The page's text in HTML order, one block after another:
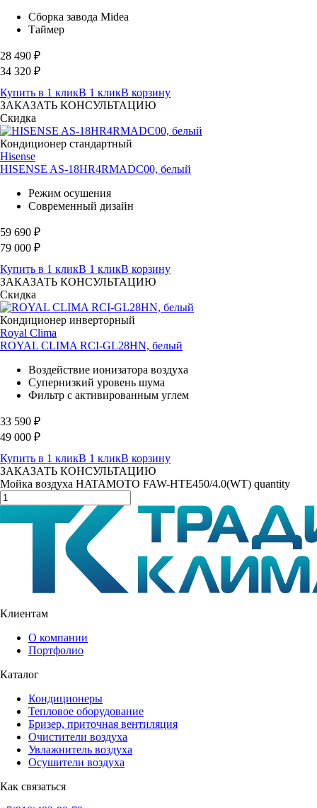
Сборка завода Midea
Таймер
28 490 ₽
34 320 ₽
Купить в 1 кликВ 1 кликВ корзину
ЗАКАЗАТЬ КОНСУЛЬТАЦИЮ
Скидка
Кондиционер стандартный
Hisense
HISENSE AS-18HR4RMADC00, белый
Режим осушения
Современный дизайн
59 690 ₽
79 000 ₽
Купить в 1 кликВ 1 кликВ корзину
ЗАКАЗАТЬ КОНСУЛЬТАЦИЮ
Скидка
Кондиционер инверторный
Royal Clima
ROYAL CLIMA RCI-GL28HN, белый
Воздействие ионизатора воздуха
Супернизкий уровень шума
Фильтр с активированным углем
33 590 ₽
49 000 ₽
Купить в 1 кликВ 1 кликВ корзину
ЗАКАЗАТЬ КОНСУЛЬТАЦИЮ
Мойка воздуха HATAMOTO FAW-HTE450/4.0(WT) quantity
Клиентам
О компании
Портфолио
Каталог
Кондиционеры
Тепловое оборудование
Бризер, приточная вентиляция
Очистители воздуха
Увлажнитель воздуха
Осушители воздуха
Как связаться